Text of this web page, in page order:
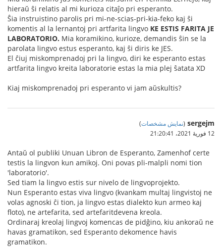
hieraŭ ŝi relatis al mi kurioza citaĵo pri esperanto.
Ŝia instruistino parolis pri mi-ne-scias-pri-kia-feko kaj ŝi
komentis al la lernantoj pri artfarita lingvo KE ESTIS FARITA JE
LABORATORIO. Mia koramikino, kurioze, demandis ŝin se la
parolata lingvo estus esperanto, kaj ŝi diris ke JES.
El ĉiuj miskomprenadoj pri la lingvo, diri ke esperanto estas
artfarita lingvo kreita laboratorie estas la mia plej ŝatata XD
Kiaj miskomprenadoj pri esperanto vi jam aŭskultis?
sergejm
(نمایش مشخصات)
12 فوریهٔ 2021،‏ 21:20:41
Antaŭ ol publiki Unuan Libron de Esperanto, Zamenhof certe
testis la lingvon kun amikoj. Oni povas pli-malpli nomi tion
'laboratorio'.
Sed tiam la lingvo estis sur nivelo de lingvoprojekto.
Nun Esperanto estas viva lingvo (kvankam multaj lingvistoj ne
volas agnoski ĉi tion, ja lingvo estas dialekto kun armeo kaj
floto), ne artefarita, sed artefaritdevena kreola.
Ordinaraj kreolaj lingvoj komencas de pidĝino, kiu ankoraŭ ne
havas gramatikon, sed Esperanto dekomence havis
gramatikon.